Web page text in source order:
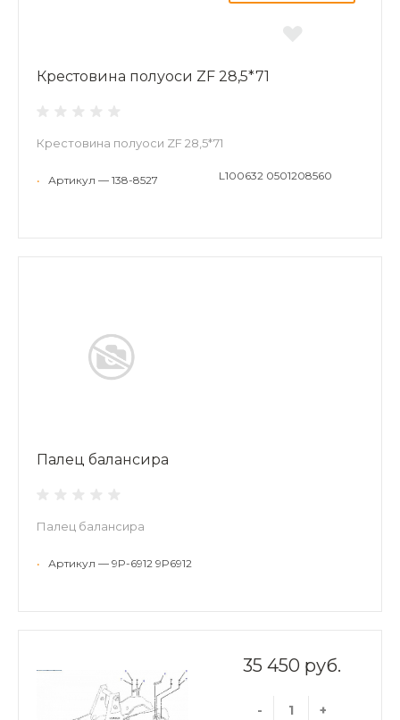
Крестовина полуоси ZF 28,5*71
Крестовина полуоси ZF 28,5*71
• Артикул — 138-8527 L100632 0501208560
Палец балансира
Палец балансира
• Артикул — 9P-6912 9P6912
35 450 руб.
- +